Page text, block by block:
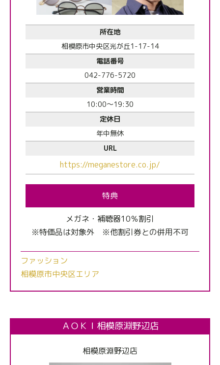
所在地
相模原市中央区光が丘1-17-14
電話番号
042-776-5720
営業時間
10:00～19:30
定休日
年中無休
URL
https://meganestore.co.jp/
特典
メガネ・補聴器10％割引
※特価品は対象外 ※他割引券との併用不可
ファッション
相模原市中央区エリア
ＡＯＫＩ相模原淵野辺店
相模原淵野辺店